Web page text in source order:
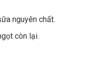
nguyên chất.
còn lại.